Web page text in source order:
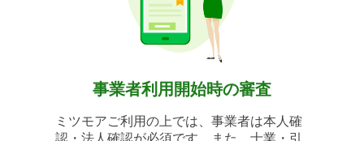
事業者利用開始時の審査
ミツモアご利用の上では、事業者は本人確
認・法人確認が必須です。また、士業・引